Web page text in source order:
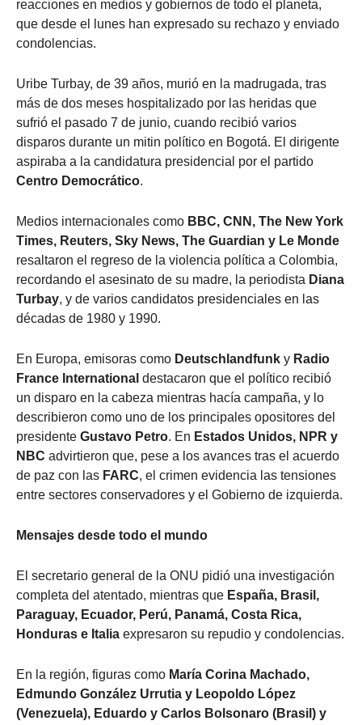
reacciones en medios y gobiernos de todo el planeta,
que desde el lunes han expresado su rechazo y enviado
condolencias.
Uribe Turbay, de 39 años, murió en la madrugada, tras
más de dos meses hospitalizado por las heridas que
sufrió el pasado 7 de junio, cuando recibió varios
disparos durante un mitin político en Bogotá. El dirigente
aspiraba a la candidatura presidencial por el partido
Centro Democrático.
Medios internacionales como BBC, CNN, The New York
Times, Reuters, Sky News, The Guardian y Le Monde
resaltaron el regreso de la violencia política a Colombia,
recordando el asesinato de su madre, la periodista Diana
Turbay, y de varios candidatos presidenciales en las
décadas de 1980 y 1990.
En Europa, emisoras como Deutschlandfunk y Radio
France International destacaron que el político recibió
un disparo en la cabeza mientras hacía campaña, y lo
describieron como uno de los principales opositores del
presidente Gustavo Petro. En Estados Unidos, NPR y
NBC advirtieron que, pese a los avances tras el acuerdo
de paz con las FARC, el crimen evidencia las tensiones
entre sectores conservadores y el Gobierno de izquierda.
Mensajes desde todo el mundo
El secretario general de la ONU pidió una investigación
completa del atentado, mientras que España, Brasil,
Paraguay, Ecuador, Perú, Panamá, Costa Rica,
Honduras e Italia expresaron su repudio y condolencias.
En la región, figuras como María Corina Machado,
Edmundo González Urrutia y Leopoldo López
(Venezuela), Eduardo y Carlos Bolsonaro (Brasil) y